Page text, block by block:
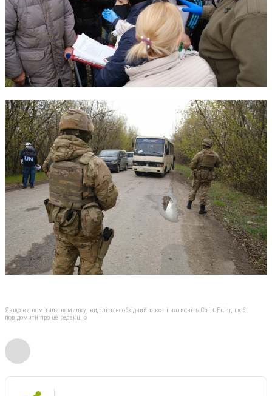
Якщо ви помітили помилку, виділіть необхідний текст і натисніть Ctrl + Enter, щоб
повідомити про це редакцію